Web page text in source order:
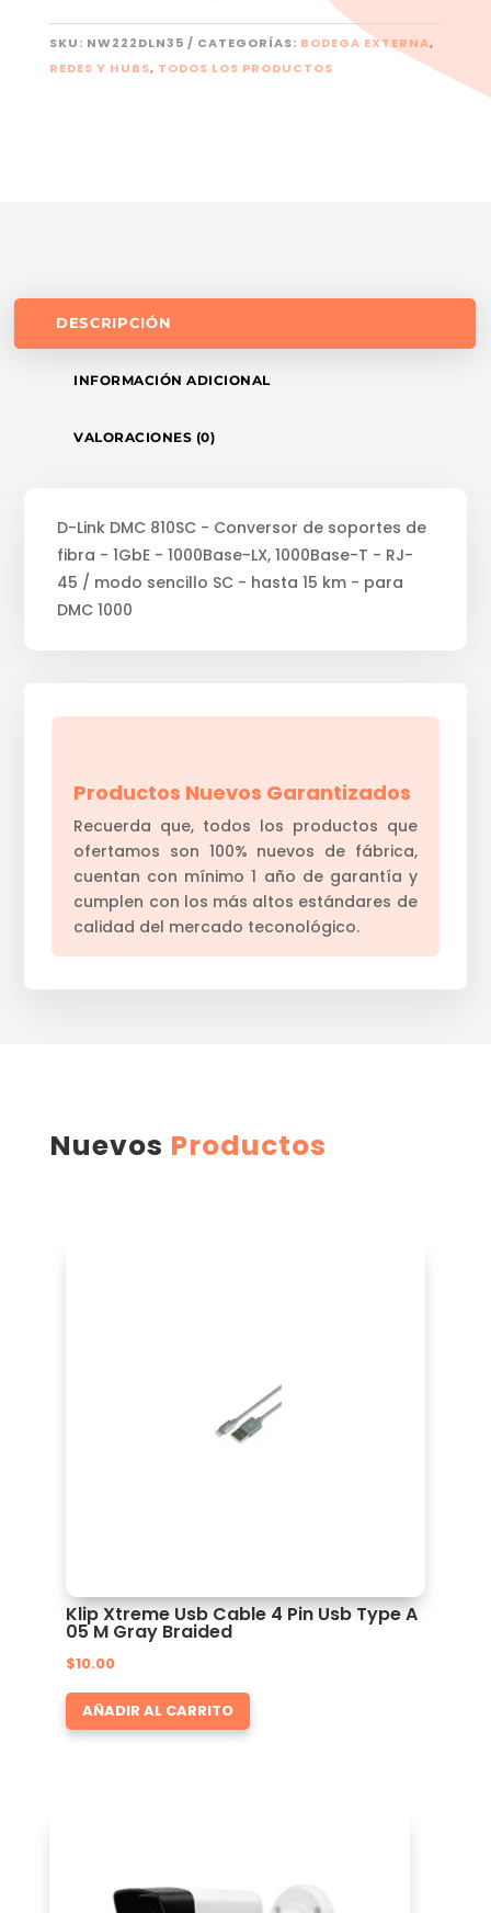
SKU: NW222DLN35 CATEGORÍAS: BODEGA EXTERNA,
REDES Y HUBS, TODOS LOS PRODUCTOS
DESCRIPCIÓN
INFORMACIÓN ADICIONAL
VALORACIONES (0)
D-Link DMC 810SC - Conversor de soportes de
fibra - 1GbE - 1000Base-LX, 1000Base-T - RJ-
45 / modo sencillo SC - hasta 15 km - para
DMC 1000
Productos Nuevos Garantizados
Recuerda que, todos los productos que
ofertamos son 100% nuevos de fábrica,
cuentan con mínimo 1 año de garantía y
cumplen con los más altos estándares de
calidad del mercado teconológico.
Nuevos Productos
Klip Xtreme Usb Cable 4 Pin Usb Type A
05 M Gray Braided
$10.00
AÑADIR AL CARRITO